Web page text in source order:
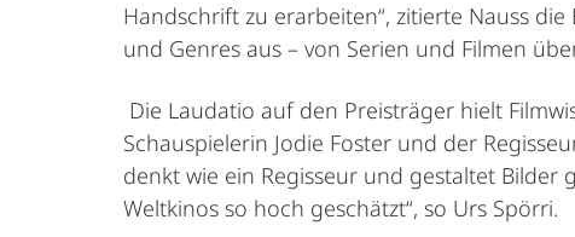
Handschrift zu erarbeiten“, zitierte Nauss
und Genres aus – von Serien und Filmen
Die Laudatio auf den Preisträger hielt
Schauspielerin Jodie Foster und der
denkt wie ein Regisseur und gestaltet Bilder
Weltkinos so hoch geschätzt“, so Urs Spörri.